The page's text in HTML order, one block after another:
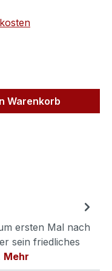
Warenkorb
ersten Mal nach
sein friedliches
Mehr